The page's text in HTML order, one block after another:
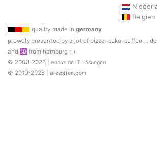
Belgien
quality made in germany
prowdly presented by a lot of pizza, coke, coffee, ..
and ☮ from hamburg ;-)
© 2003-2026 | enbox.de IT Lösungen
© 2019-2026 | allesoffen.com